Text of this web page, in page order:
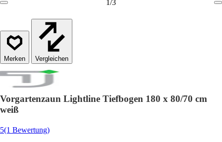
1/3
Vergleichen
Vorgartenzaun Lightline Tiefbogen 180 x 80/70 cm
weiß
5(1 Bewertung)